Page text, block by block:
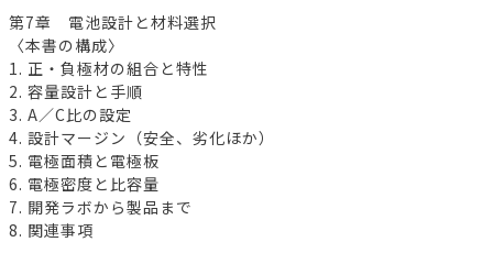
第7章 電池設計と材料選択
〈本書の構成〉
1. 正・負極材の組合と特性
2. 容量設計と手順
3. A／C比の設定
4. 設計マージン（安全、劣化ほか）
5. 電極面積と電極板
6. 電極密度と比容量
7. 開発ラボから製品まで
8. 関連事項